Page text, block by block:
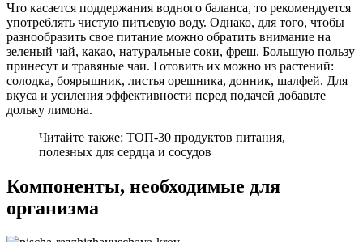
Что касается поддержания водного баланса, то рекомендуется
употреблять чистую питьевую воду. Однако, для того, чтобы
разнообразить свое питание можно обратить внимание на
зеленый чай, какао, натуральные соки, фреш. Большую пользу
принесут и травяные чаи. Готовить их можно из растений:
солодка, боярышник, листья орешника, донник, шалфей. Для
вкуса и усиления эффективности перед подачей добавьте
дольку лимона.
Читайте также: ТОП-30 продуктов питания,
полезных для сердца и сосудов
Компоненты, необходимые для
организма